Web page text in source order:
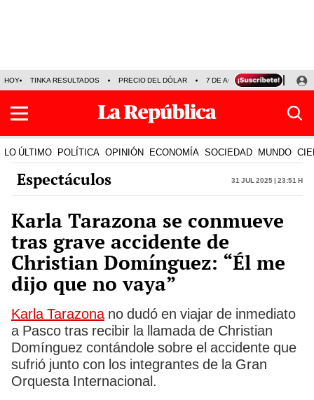
HOY TINKA RESULTADOS PRECIO DEL DÓLAR 7 DE AGOSTO OLLANTA
LO ÚLTIMO POLÍTICA OPINIÓN ECONOMÍA SOCIEDAD MUNDO
Espectáculos 31 Jul 2025 | 23:51 h
Karla Tarazona se conmueve
tras grave accidente de
Christian Domínguez: “Él me
dijo que no vaya”
Karla Tarazonano dudó en viajar de inmediato
a Pasco tras recibir la llamada de Christian
Domínguez contándole sobre el accidente que
sufrió junto con los integrantes de la Gran
Orquesta Internacional.